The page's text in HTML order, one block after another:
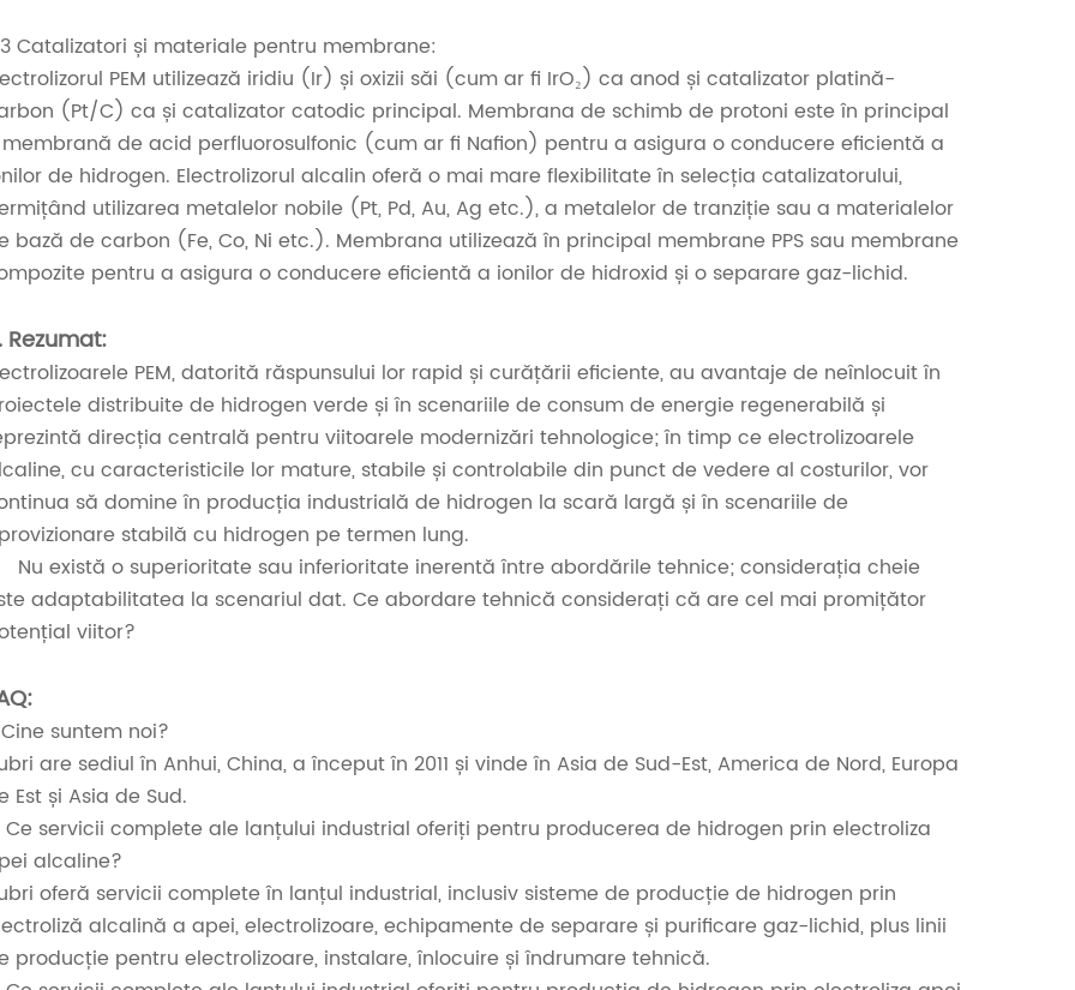
Catalizatori și materiale pentru membrane:
PEM utilizează iridiu (Ir) și oxizii săi (cum ar fi IrO₂) ca anod și catalizator platină-
(Pt/C) ca și catalizator catodic principal. Membrana de schimb de protoni este în principal
de acid perfluorosulfonic (cum ar fi Nafion) pentru a asigura o conducere eficientă a
de hidrogen. Electrolizorul alcalin oferă o mai mare flexibilitate în selecția catalizatorului,
utilizarea metalelor nobile (Pt, Pd, Au, Ag etc.), a metalelor de tranziție sau a materialelor
bază de carbon (Fe, Co, Ni etc.). Membrana utilizează în principal membrane PPS sau membrane
pentru a asigura o conducere eficientă a ionilor de hidroxid și o separare gaz-lichid.
Rezumat:
PEM, datorită răspunsului lor rapid și curățării eficiente, au avantaje de neînlocuit în
distribuite de hidrogen verde și în scenariile de consum de energie regenerabilă și
direcția centrală pentru viitoarele modernizări tehnologice; în timp ce electrolizoarele
cu caracteristicile lor mature, stabile și controlabile din punct de vedere al costurilor, vor
să domine în producția industrială de hidrogen la scară largă și în scenariile de
stabilă cu hidrogen pe termen lung.
Nu există o superioritate sau inferioritate inerentă între abordările tehnice; considerația cheie
adaptabilitatea la scenariul dat. Ce abordare tehnică considerați că are cel mai promițător
viitor?
Cine suntem noi?
are sediul în Anhui, China, a început în 2011 și vinde în Asia de Sud-Est, America de Nord, Europa
Est și Asia de Sud.
Ce servicii complete ale lanțului industrial oferiți pentru producerea de hidrogen prin electroliza
alcaline?
oferă servicii complete în lanțul industrial, inclusiv sisteme de producție de hidrogen prin
alcalină a apei, electrolizoare, echipamente de separare și purificare gaz-lichid, plus linii
producție pentru electrolizoare, instalare, înlocuire și îndrumare tehnică.